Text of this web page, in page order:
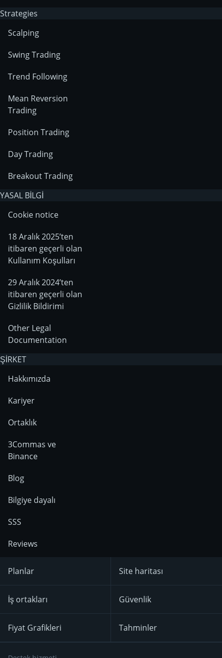
Strategies
Scalping
Swing Trading
Trend Following
Mean Reversion
Trading
Position Trading
Day Trading
Breakout Trading
YASAL BİLGİ
Cookie notice
18 Aralık 2025’ten
itibaren geçerli olan
Kullanım Koşulları
29 Aralık 2024’ten
itibaren geçerli olan
Gizlilik Bildirimi
Other Legal
Documentation
ŞİRKET
Hakkımızda
Kariyer
Ortaklık
3Commas ve
Binance
Blog
Bilgiye dayalı
SSS
Reviews
Planlar
İş ortakları
Fiyat Grafikleri
Site haritası
Güvenlik
Tahminler